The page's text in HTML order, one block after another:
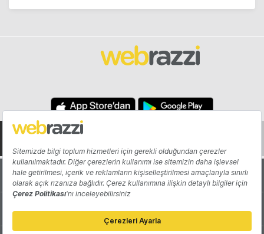
Hakkında Yazarlar
Katkıda Bulun Reklam